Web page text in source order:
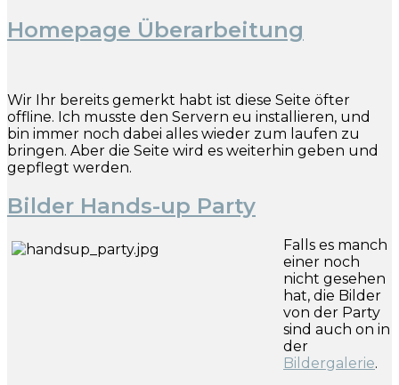
Homepage Überarbeitung
Wir Ihr bereits gemerkt habt ist diese Seite öfter
offline. Ich musste den Servern eu installieren, und
bin immer noch dabei alles wieder zum laufen zu
bringen. Aber die Seite wird es weiterhin geben und
gepflegt werden.
Bilder Hands-up Party
Falls es manch
einer noch
nicht gesehen
hat, die Bilder
von der Party
sind auch on in
der
Bildergalerie.